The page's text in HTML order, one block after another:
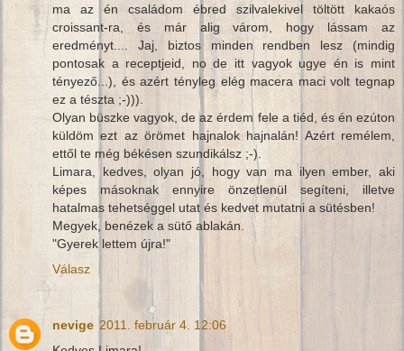
ma az én családom ébred szilvalekivel töltött kakaós
croissant-ra, és már alig várom, hogy lássam az
eredményt.... Jaj, biztos minden rendben lesz (mindig
pontosak a receptjeid, no de itt vagyok ugye én is mint
tényező...), és azért tényleg elég macera maci volt tegnap
ez a tészta ;-))).
Olyan büszke vagyok, de az érdem fele a tiéd, és én ezúton
küldöm ezt az örömet hajnalok hajnalán! Azért remélem,
ettől te még békésen szundikálsz ;-).
Limara, kedves, olyan jó, hogy van ma ilyen ember, aki
képes másoknak ennyire önzetlenül segíteni, illetve
hatalmas tehetséggel utat és kedvet mutatni a sütésben!
Megyek, benézek a sütő ablakán.
"Gyerek lettem újra!"
Válasz
nevige 2011. február 4. 12:06